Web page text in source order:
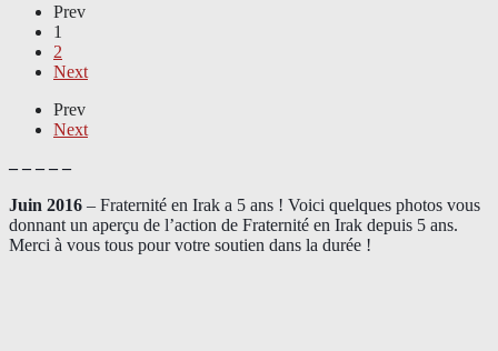
Prev
1
2
Next
Prev
Next
– – – – –
Juin 2016 – Fraternité en Irak a 5 ans ! Voici quelques photos vous
donnant un aperçu de l’action de Fraternité en Irak depuis 5 ans.
Merci à vous tous pour votre soutien dans la durée !